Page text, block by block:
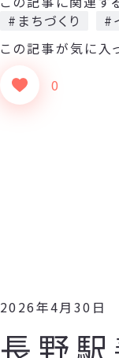
#まちづくり
#
この記事が気に入
0
2026年4月30日
長野